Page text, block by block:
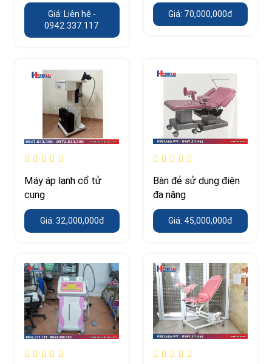
Giá: Liên hệ -
0942.337.117
Giá: 70,000,000đ
Máy áp lạnh cổ tử
cung
Giá: 32,000,000đ
Bàn đẻ sử dụng điện
đa năng
Giá: 45,000,000đ